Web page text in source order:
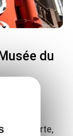
du
découverte,